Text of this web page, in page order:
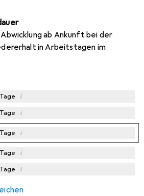
ab Ankunft bei der
in Arbeitstagen im
Tage i
Tage i
Tage i
Tage i
Tage i